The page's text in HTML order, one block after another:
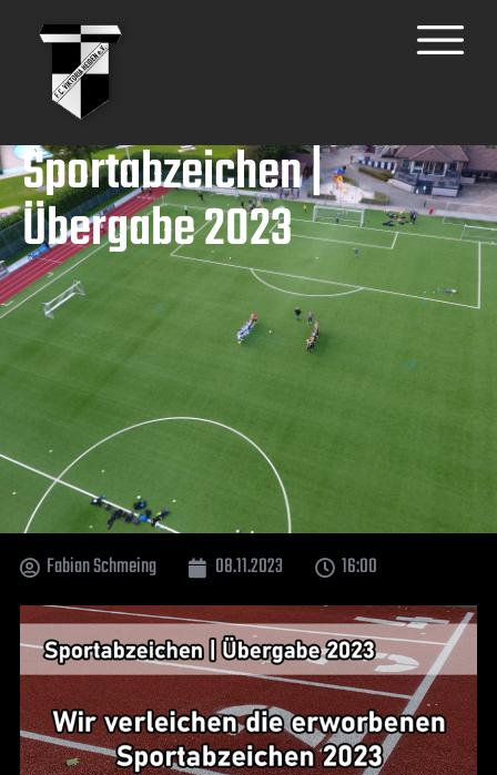
Sportabzeichen |
Übergabe 2023
Fabian Schmeing 08.11.2023 16:00